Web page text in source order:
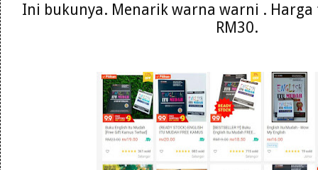
Ini bukunya. Menarik warna warni .
RM30.